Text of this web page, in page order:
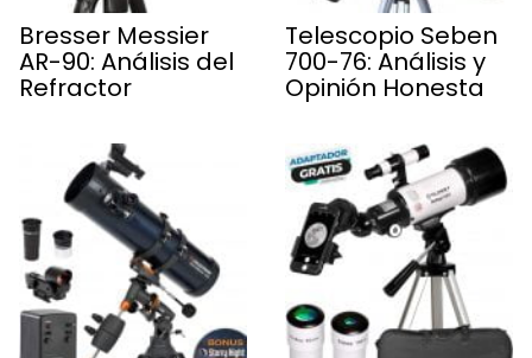
Bresser Messier
AR-90: Análisis del
Refractor
Telescopio Seben
700-76: Análisis y
Opinión Honesta